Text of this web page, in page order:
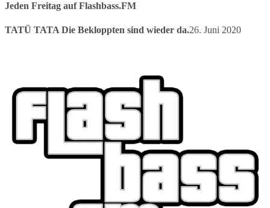
Jeden Freitag auf Flashbass.FM
TATÜ TATA Die Bekloppten sind wieder da.26. Juni 2020